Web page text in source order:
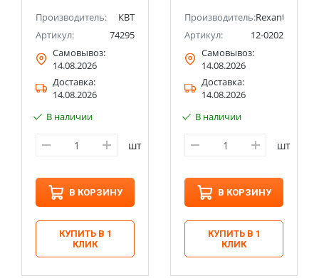
Производитель:
КВТ
Артикул:
74295
Самовывоз:
14.08.2026
Доставка:
14.08.2026
В наличии
шт
В КОРЗИНУ
КУПИТЬ В 1
КЛИК
Производитель:Rexant
Артикул:
12-0202
Самовывоз:
14.08.2026
Доставка:
14.08.2026
В наличии
шт
В КОРЗИНУ
КУПИТЬ В 1
КЛИК